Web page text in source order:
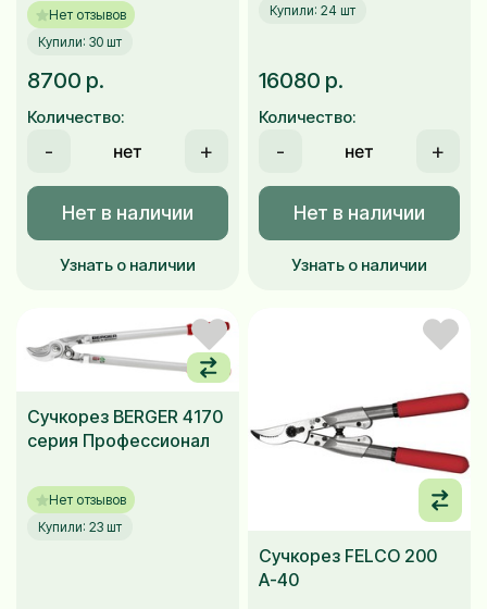
Нет отзывов
Купили: 30 шт
8700 р.
Количество:
- +
Нет в наличии
Узнать о наличии
Купили: 24 шт
16080 р.
Количество:
- +
Нет в наличии
Узнать о наличии
Сучкорез BERGER 4170
серия Профессионал
Нет отзывов
Купили: 23 шт
Сучкорез FELCO 200
A-40